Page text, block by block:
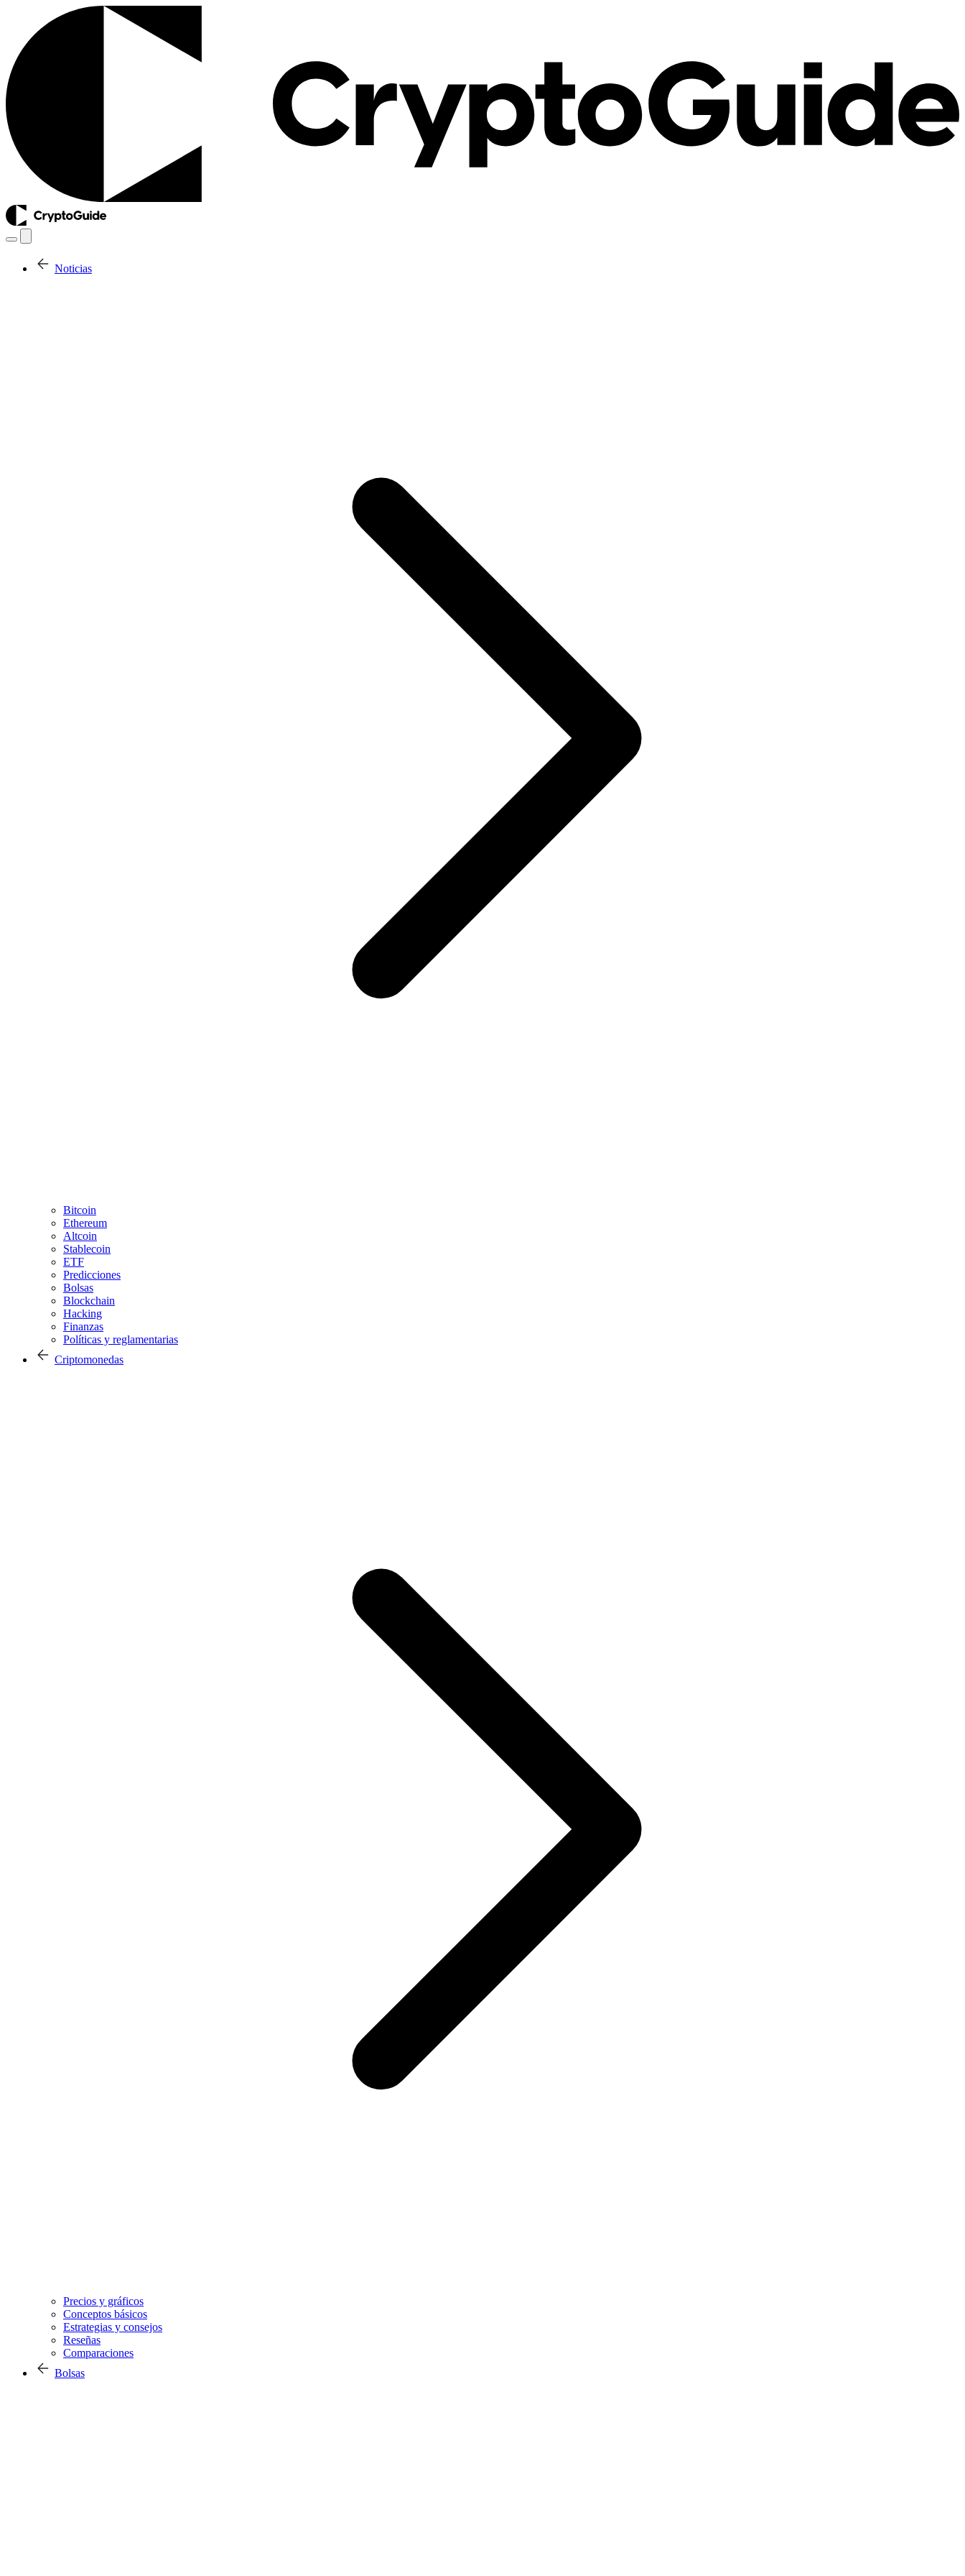
Noticias
Bitcoin
Ethereum
Altcoin
Stablecoin
ETF
Predicciones
Bolsas
Blockchain
Hacking
Finanzas
Políticas y reglamentarias
Criptomonedas
Precios y gráficos
Conceptos básicos
Estrategias y consejos
Reseñas
Comparaciones
Bolsas